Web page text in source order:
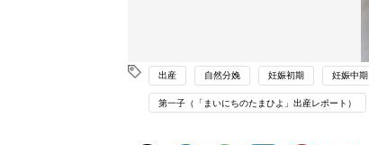
出産 自然分娩 妊娠初期 妊娠中期
第一子（「まいにちのたまひよ」出産レポート）